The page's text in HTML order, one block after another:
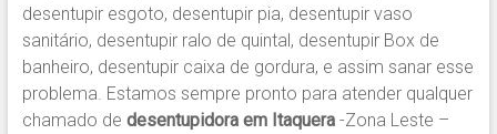
desentupir esgoto, desentupir pia, desentupir vaso
sanitário, desentupir ralo de quintal, desentupir Box de
banheiro, desentupir caixa de gordura, e assim sanar esse
problema. Estamos sempre pronto para atender qualquer
chamado de desentupidora em Itaquera-Zona Leste –